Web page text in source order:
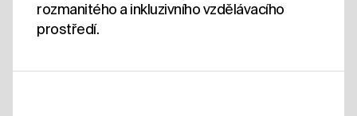
rozmanitého a inkluzivního vzdělávacího
prostředí.